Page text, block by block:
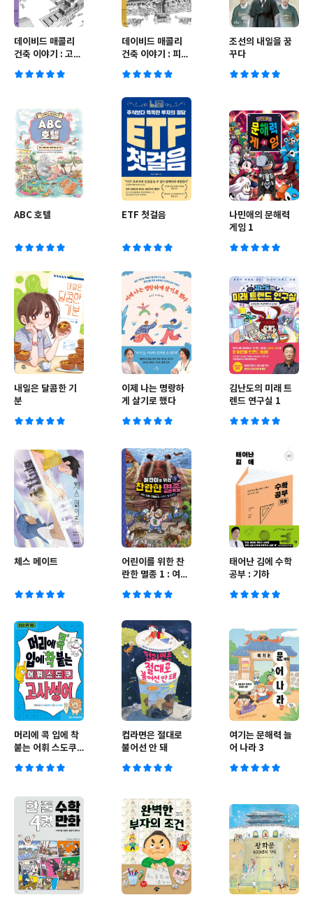
데이비드 매콜리
건축 이야기 : 고대
데이비드 매콜리
건축 이야기 : 피라
조선의 내일을 꿈
꾸다
ABC 호텔 ETF 첫걸음
나민애의 문해력
게임 1
내일은 달콤한 기
분
이제 나는 명랑하
게 살기로 했다
김난도의 미래 트
렌드 연구실 1
체스 메이트
어린이를 위한 찬
란한 멸종 1 : 여섯
라진 털보관장
태어난 김에 수학
공부 : 기하
머리에 콕 입에 착
붙는 어휘 스도쿠 :
컵라면은 절대로
불어선 안 돼
여기는 문해력 늘
어 나라 3